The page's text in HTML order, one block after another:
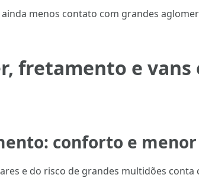
menos contato com grandes
fretamento e
conforto e
e do risco de grandes multidões